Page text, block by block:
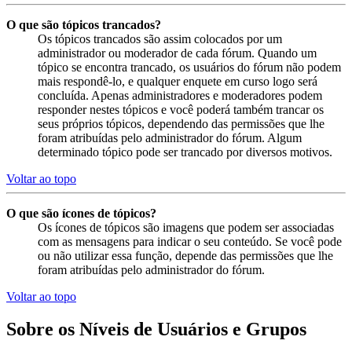
O que são tópicos trancados?
Os tópicos trancados são assim colocados por um
administrador ou moderador de cada fórum. Quando um
tópico se encontra trancado, os usuários do fórum não podem
mais respondê-lo, e qualquer enquete em curso logo será
concluída. Apenas administradores e moderadores podem
responder nestes tópicos e você poderá também trancar os
seus próprios tópicos, dependendo das permissões que lhe
foram atribuídas pelo administrador do fórum. Algum
determinado tópico pode ser trancado por diversos motivos.
Voltar ao topo
O que são ícones de tópicos?
Os ícones de tópicos são imagens que podem ser associadas
com as mensagens para indicar o seu conteúdo. Se você pode
ou não utilizar essa função, depende das permissões que lhe
foram atribuídas pelo administrador do fórum.
Voltar ao topo
Sobre os Níveis de Usuários e Grupos